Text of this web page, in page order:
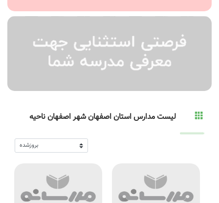
پیش دبستانی
لیست مدارس استان اصفهان شهر اصفهان ناحیه